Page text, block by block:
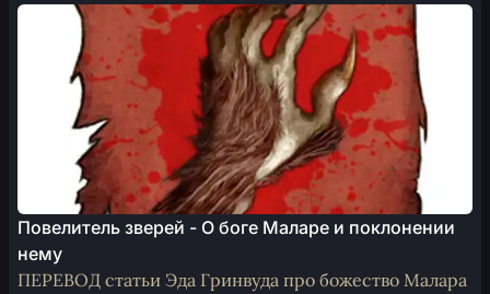
Повелитель зверей - О боге Маларе и поклонении
нему
ПЕРЕВОД статьи Эда Гринвуда про божество Малара